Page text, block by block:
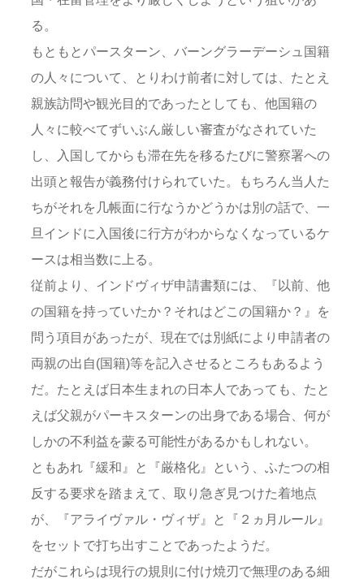
る。
もともとパースターン、バーングラーデーシュ国籍
の人々について、とりわけ前者に対しては、たとえ
親族訪問や観光目的であったとしても、他国籍の
人々に較べてずいぶん厳しい審査がなされていた
し、入国してからも滞在先を移るたびに警察署への
出頭と報告が義務付けられていた。もちろん当人た
ちがそれを几帳面に行なうかどうかは別の話で、一
旦インドに入国後に行方がわからなくなっているケ
ースは相当数に上る。
従前より、インドヴィザ申請書類には、『以前、他
の国籍を持っていたか？それはどこの国籍か？』を
問う項目があったが、現在では別紙により申請者の
両親の出自(国籍)等を記入させるところもあるよう
だ。たとえば日本生まれの日本人であっても、たと
えば父親がパーキスターンの出身である場合、何が
しかの不利益を蒙る可能性があるかもしれない。
ともあれ『緩和』と『厳格化』という、ふたつの相
反する要求を踏まえて、取り急ぎ見つけた着地点
が、『アライヴァル・ヴィザ』と『２ヵ月ルール』
をセットで打ち出すことであったようだ。
だがこれらは現行の規則に付け焼刃で無理のある細